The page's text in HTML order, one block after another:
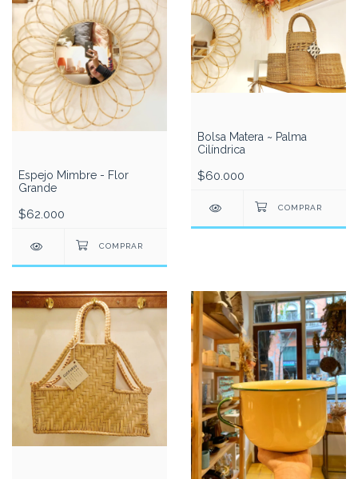
Espejo Mimbre - Flor
Grande
$62.000
Bolsa Matera ~ Palma
Cilíndrica
$60.000